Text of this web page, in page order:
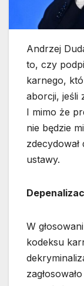
Andrzej
to, czy
karnego,
aborcji, jeśli
I mimo że
nie będzie
ustawy.
W
kodeksu